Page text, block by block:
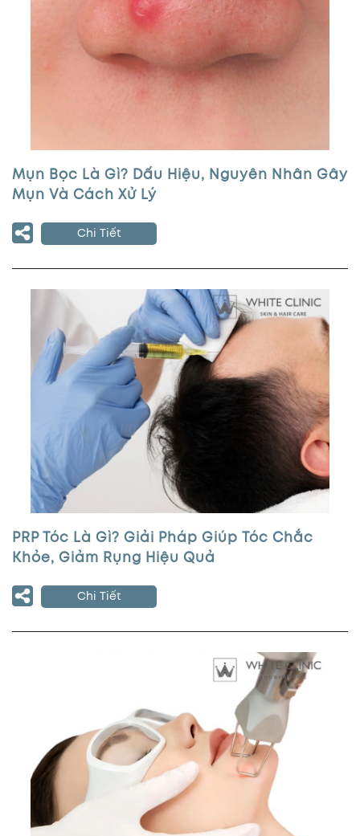
Mụn Bọc Là Gì? Dấu Hiệu, Nguyên Nhân Gây
Mụn Và Cách Xử Lý
Chi Tiết
PRP Tóc Là Gì? Giải Pháp Giúp Tóc Chắc
Khỏe, Giảm Rụng Hiệu Quả
Chi Tiết